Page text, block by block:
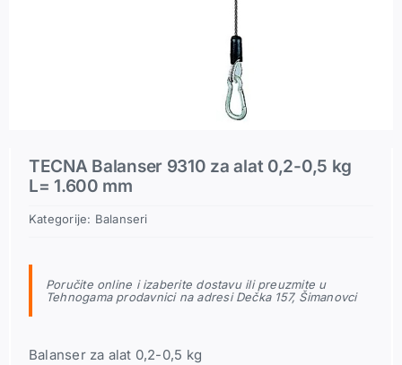
Pneumatski priključci
Rezerni delovi
TECNA Balanser 9310 za alat 0,2-0,5 kg
L= 1.600 mm
Kategorije: Balanseri
Poručite online i izaberite dostavu ili preuzmite u
Tehnogama prodavnici na adresi Dečka 157, Šimanovci
Balanser za alat 0,2-0,5 kg